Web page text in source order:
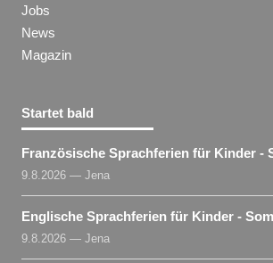
Jobs
News
Magazin
Startet bald
Französische Sprachferien für Kinder -
9.8.2026 — Jena
Englische Sprachferien für Kinder -
9.8.2026 — Jena